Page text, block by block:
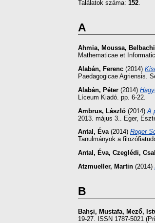
Találatok száma: 152.
A
Ahmia, Moussa,
Mathematicae et
Alabán, Ferenc (2014)
Paedagogicae Agriensis.
Alabán, Péter (2014)
Líceum Kiadó. pp. 6-22.
Ambrus, László (2014) A
2013. május 3.. Eger,
Antal, Éva(2014) Roger
Tanulmányok a
Antal, Éva, Czeglédi,
Atzmueller, Martin (2014)
B
Bahşi, Mustafa, Mező,
19-27. ISSN 1787-5021